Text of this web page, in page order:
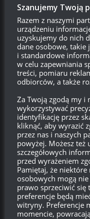
Szukaj:
LOGOWANIE
Zaloguj się
Kanał wpisów
Kanał komentarzy
WordPress.org
Szanujemy Twoją
Razem z naszymi
urządzeniu
uzyskujemy do nich
dane osobowe,
i standardowe
w celu zapewniania
treści, pomiaru
odbiorców, a także
Za Twoją zgodą my i
wykorzystywać
identyfikację przez
kliknąć, aby wyrazić
przez nas i naszych
powyżej. Możesz też
szczegółowych
przed wyrażeniem
Pamiętaj, że
osobowych mogą
prawo sprzeciwić się
preferencje będą
witryny. Preferencje
momencie,